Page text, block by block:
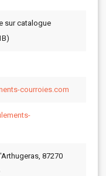
sur catalogue
courroies.com
87270